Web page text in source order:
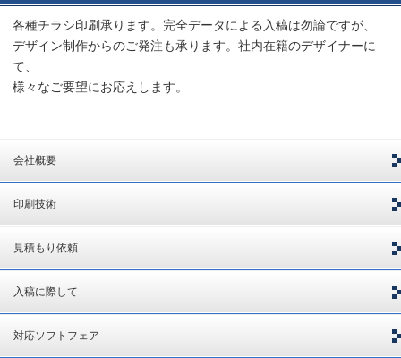
各種チラシ印刷承ります。完全データによる入稿は勿論ですが、
デザイン制作からのご発注も承ります。社内在籍のデザイナーに
て、
様々なご要望にお応えします。
会社概要
印刷技術
見積もり依頼
入稿に際して
対応ソフトフェア